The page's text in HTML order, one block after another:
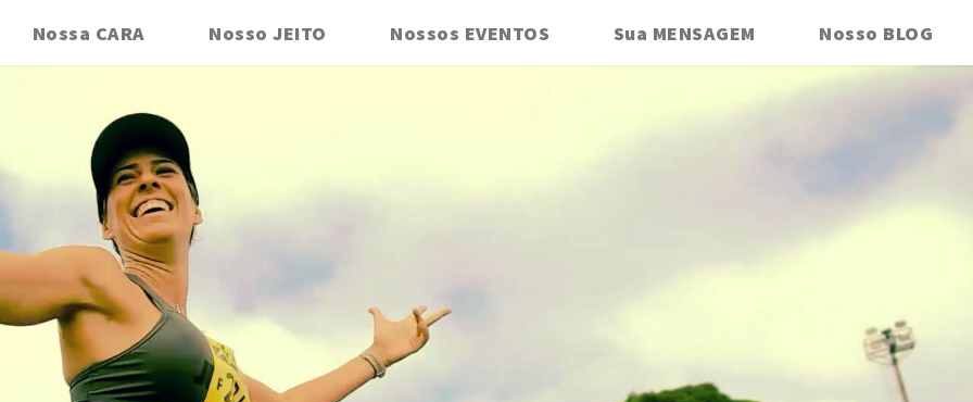
Nossa CARA Nosso JEITO Nossos EVENTOS Sua MENSAGEM Nosso BLOG